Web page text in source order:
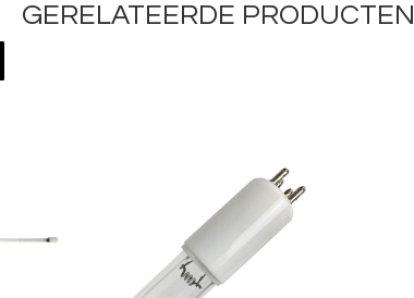
GERELATEERDE PRODUCTEN